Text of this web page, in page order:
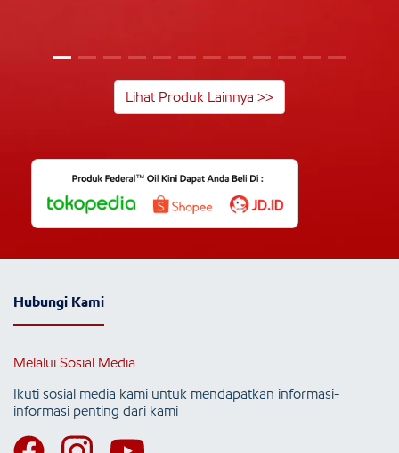
Lihat Produk Lainnya >>
Hubungi Kami
Melalui Sosial Media
Ikuti sosial media kami untuk mendapatkan informasi-
informasi penting dari kami